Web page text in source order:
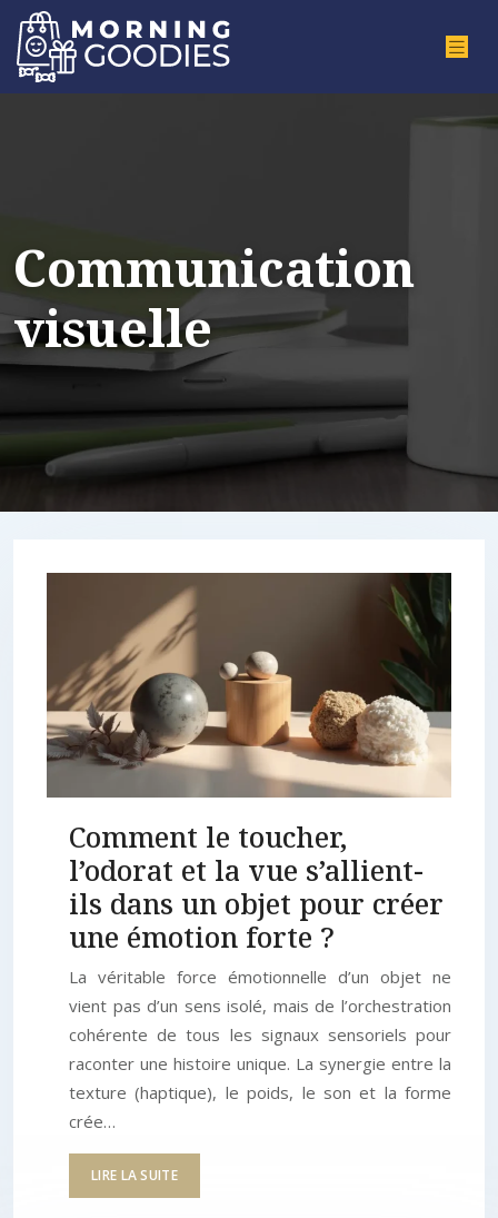
Communication
visuelle
Comment le toucher,
l’odorat et la vue s’allient-
ils dans un objet pour créer
une émotion forte ?
La véritable force émotionnelle d’un objet ne
vient pas d’un sens isolé, mais de l’orchestration
cohérente de tous les signaux sensoriels pour
raconter une histoire unique. La synergie entre la
texture (haptique), le poids, le son et la forme
crée…
LIRE LA SUITE